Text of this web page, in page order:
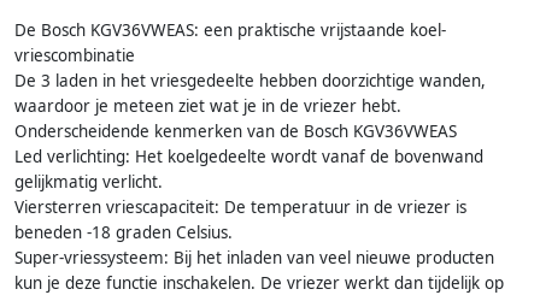
De Bosch KGV36VWEAS: een praktische vrijstaande koel-
vriescombinatie
De 3 laden in het vriesgedeelte hebben doorzichtige wanden,
waardoor je meteen ziet wat je in de vriezer hebt.
Onderscheidende kenmerken van de Bosch KGV36VWEAS
Led verlichting: Het koelgedeelte wordt vanaf de bovenwand
gelijkmatig verlicht.
Viersterren vriescapaciteit: De temperatuur in de vriezer is
beneden -18 graden Celsius.
Super-vriessysteem: Bij het inladen van veel nieuwe producten
kun je deze functie inschakelen. De vriezer werkt dan tijdelijk op